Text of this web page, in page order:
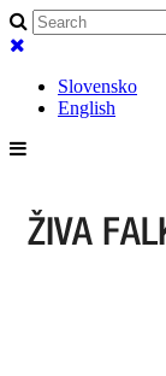
Slovensko
English